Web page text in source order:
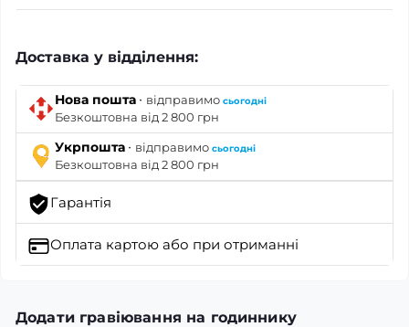
Доставка у відділення:
Нова пошта · відправимо сьогодні
Безкоштовна від 2 800 грн
Укрпошта · відправимо сьогодні
Безкоштовна від 2 800 грн
Гарантія
Оплата картою або при отриманні
Додати гравіювання на годиннику